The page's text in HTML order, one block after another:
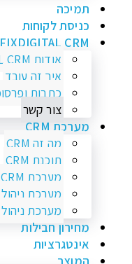
תמיכה
כניסת לקוחות
FIXDIGITAL CRM
אודות FIXDIGITAL CRM
איך זה עובד
כתבות
צור קשר
מערכת CRM
מה זה CRM
תוכנת CRM
מערכת CRM בעברית
מערכת
מערכת
מחירון חבילות
אינטגרציות